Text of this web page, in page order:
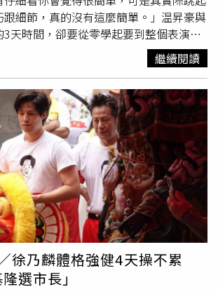
會傾聽，而且不會委曲求全，但會在乎
到最後一定不是戀愛，而是共同承擔跟
家跟好的發展環境。」
細節，真的沒有這麼簡單。」温昇豪與
天時間，卻要從零學起要到整個表演成
壓力，錄影前温昇豪腳更是意外被鋼筋
昇豪說：「沒注意到石椅上面的鋼筋，腳
現血流不止，才發現不妙趕快急診縫
影温昇豪還是繼續工作，更讓劉冠廷大
傷在旁邊稍作休息時候，看著劉冠廷一
已經有模有樣，讓他覺得很感動，也特
聲，「這不是不良少年在跳的，千萬不
劉冠廷更說傳統藝陣是台灣獨特的在地
一起要發揚給全世界看到。温昇豪與劉
「什家將」。（圖／民視提供）
繼續閱讀
徐乃麟體格強健4天操不累
選市長」